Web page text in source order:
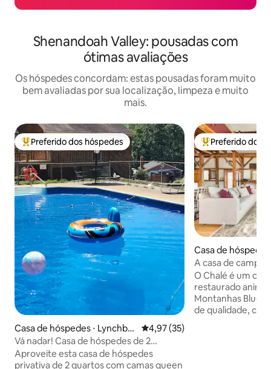
Shenandoah Valley: pousadas com
ótimas avaliações
Os hóspedes concordam: estas pousadas foram muito
bem avaliadas por sua localização, limpeza e muito
mais.
Entre os melhores preferidos dos hóspedes
Preferido dos hóspedes
Casa de hóspedes ⋅ Lynchbur
g
4,97 de uma avaliação média
4,97 (35)
Vá nadar! Casa de hóspedes de 2
quartos que aceita animais de estimação
Aproveite esta casa de hóspedes
privativa de 2 quartos com camas queen
Entre os
Preferido dos
Casa de
ville
A casa de campo
O Chalé é um
restaurado
Montanhas Blue Ridge. Você
de qualidade,